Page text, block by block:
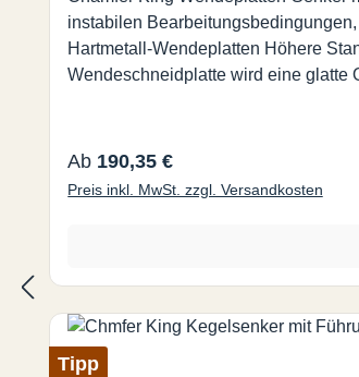
instabilen
Hartmetall-Wendeplatten Höhere
Regulärer Preis:
Ab 190,35 €
Preis inkl. MwSt. zzgl. Versandkosten
Tipp